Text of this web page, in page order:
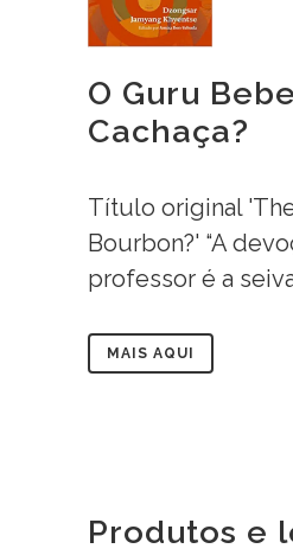
O Guru Bebe
Cachaça?
Título original
Bourbon?' “A
professor é a
MAIS AQUI
Produtos e